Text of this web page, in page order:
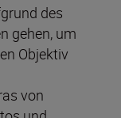
des
gehen, um
Objektiv
von